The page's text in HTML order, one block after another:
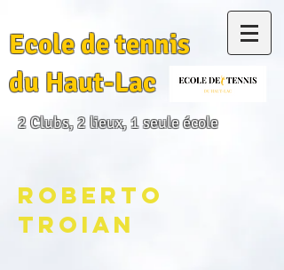
Ecole de tennis
du Haut-Lac
2 Clubs, 2 lieux, 1 seule école
Roberto
TROIAN